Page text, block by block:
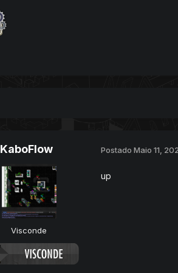
KaboFlow
Visconde
Postado Maio 11,
up